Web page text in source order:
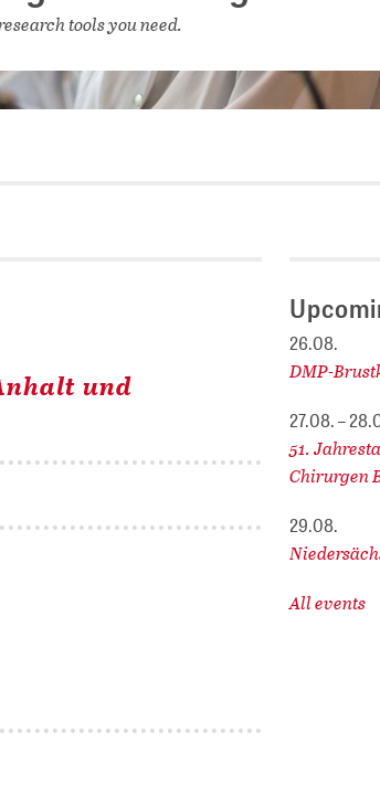
FOR YOU
DATABASES (DBIS)
DIGITAL COLLECTIONS
tools you need.
und
26.08.
DMP-
27.08. –
51.
Chirurgen
29.08.
All events